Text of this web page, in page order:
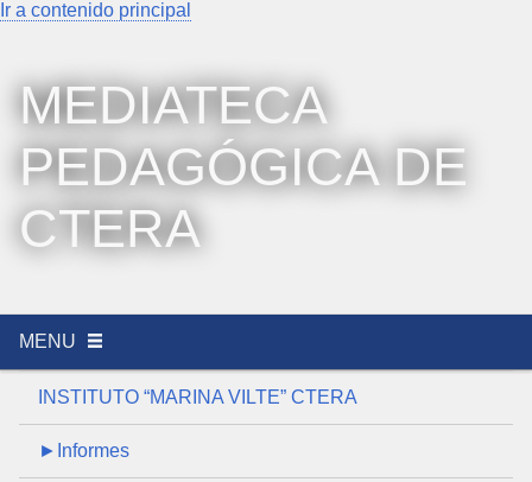
Ir a contenido principal
MEDIATECA
PEDAGÓGICA DE
CTERA
MENU
INSTITUTO “MARINA VILTE” CTERA
►Informes